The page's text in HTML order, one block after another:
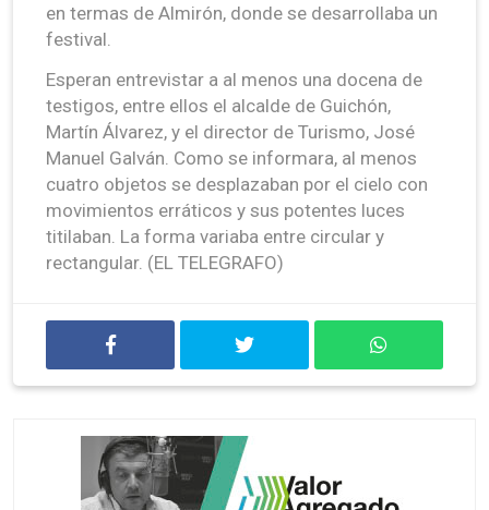
en termas de Almirón, donde se desarrollaba un
festival.
Esperan entrevistar a al menos una docena de
testigos, entre ellos el alcalde de Guichón,
Martín Álvarez, y el director de Turismo, José
Manuel Galván. Como se informara, al menos
cuatro objetos se desplazaban por el cielo con
movimientos erráticos y sus potentes luces
titilaban. La forma variaba entre circular y
rectangular. (EL TELEGRAFO)